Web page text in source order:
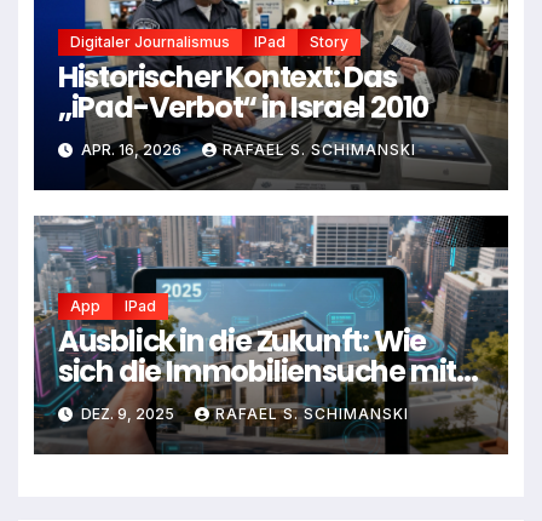
Digitaler Journalismus IPad Story
Historischer Kontext: Das
„iPad-Verbot“ in Israel 2010
APR. 16, 2026 RAFAEL S. SCHIMANSKI
App IPad
Ausblick in die Zukunft: Wie
sich die Immobiliensuche mit
dem iPad wirklich entwickelt
hat
DEZ. 9, 2025 RAFAEL S. SCHIMANSKI